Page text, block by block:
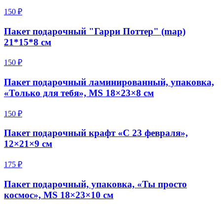
150 ₽
Пакет подарочный "Гарри Поттер" (map)
21*15*8 см
150 ₽
Пакет подарочный ламинированный, упаковка,
«Только для тебя», MS 18×23×8 см
150 ₽
Пакет подарочный крафт «С 23 февраля»,
12×21×9 см
175 ₽
Пакет подарочный, упаковка, «Ты просто
космос», MS 18×23×10 см